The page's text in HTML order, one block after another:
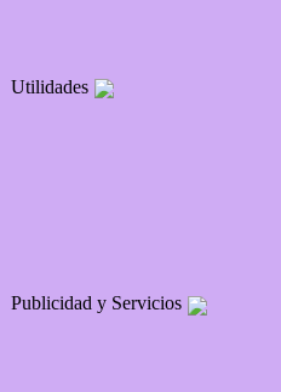
Utilidades
Publicidad y Servicios